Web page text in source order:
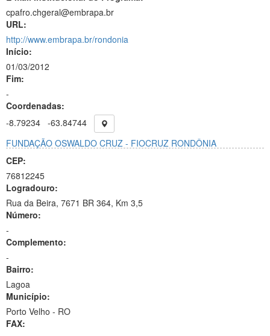
cpafro.chgeral@embrapa.br
URL:
http://www.embrapa.br/rondonia
Início:
01/03/2012
Fim:
-
Coordenadas:
-8.79234 -63.84744
FUNDAÇÃO OSWALDO CRUZ - FIOCRUZ RONDÔNIA
CEP:
76812245
Logradouro:
Rua da Beira, 7671 BR 364, Km 3,5
Número:
-
Complemento:
-
Bairro:
Lagoa
Município:
Porto Velho - RO
FAX: